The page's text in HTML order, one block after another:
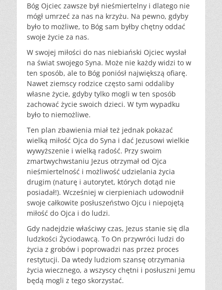
Bóg Ojciec zawsze był nieśmiertelny i dlatego nie
mógł umrzeć za nas na krzyżu. Na pewno, gdyby
było to możliwe, to Bóg sam byłby chętny oddać
swoje życie za nas.
W swojej miłości do nas niebiański Ojciec wysłał
na świat swojego Syna. Może nie każdy widzi to w
ten sposób, ale to Bóg poniósł największą ofiarę.
Nawet ziemscy rodzice często sami oddaliby
własne życie, gdyby tylko mogli w ten sposób
zachować życie swoich dzieci. W tym wypadku
było to niemożliwe.
Ten plan zbawienia miał też jednak pokazać
wielką miłość Ojca do Syna i dać Jezusowi wielkie
wywyższenie i wielką radość. Przy swoim
zmartwychwstaniu Jezus otrzymał od Ojca
nieśmiertelność i możliwość udzielania życia
drugim (naturę i autorytet, których dotąd nie
posiadał!). Wcześniej w cierpieniach udowodnił
swoje całkowite posłuszeństwo Ojcu i niepojętą
miłość do Ojca i do ludzi.
Gdy nadejdzie właściwy czas, Jezus stanie się dla
ludzkości Życiodawcą. To On przywróci ludzi do
życia z grobów i poprowadzi nas przez proces
restytucji. Da wtedy ludziom szansę otrzymania
życia wiecznego, a wszyscy chętni i posłuszni Jemu
będą mogli z tego skorzystać.